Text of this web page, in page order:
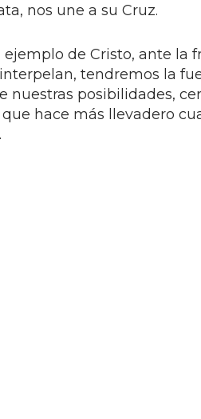
nos une a su Cruz.
ejemplo de Cristo, ante la
tendremos la
nuestras posibilidades,
hace más llevadero